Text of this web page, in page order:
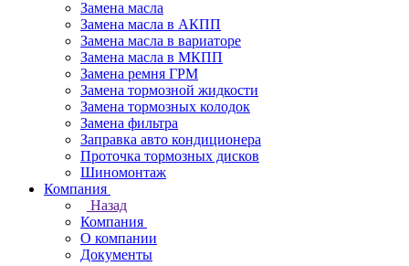
Замена масла
Замена масла в АКПП
Замена масла в вариаторе
Замена масла в МКПП
Замена ремня ГРМ
Замена тормозной жидкости
Замена тормозных колодок
Замена фильтра
Заправка авто кондиционера
Проточка тормозных дисков
Шиномонтаж
Компания
Назад
Компания
О компании
Документы